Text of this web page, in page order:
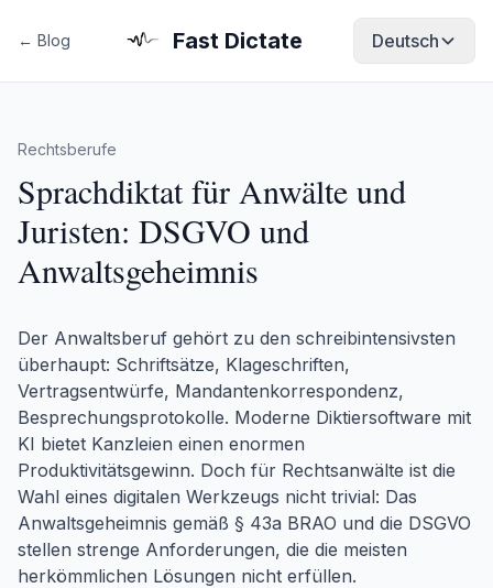
← Blog Fast Dictate Deutsch
Rechtsberufe
Sprachdiktat für Anwälte und
Juristen: DSGVO und
Anwaltsgeheimnis
Der Anwaltsberuf gehört zu den schreibintensivsten
überhaupt: Schriftsätze, Klageschriften,
Vertragsentwürfe, Mandantenkorrespondenz,
Besprechungsprotokolle. Moderne Diktiersoftware mit
KI bietet Kanzleien einen enormen
Produktivitätsgewinn. Doch für Rechtsanwälte ist die
Wahl eines digitalen Werkzeugs nicht trivial: Das
Anwaltsgeheimnis gemäß § 43a BRAO und die DSGVO
stellen strenge Anforderungen, die die meisten
herkömmlichen Lösungen nicht erfüllen.